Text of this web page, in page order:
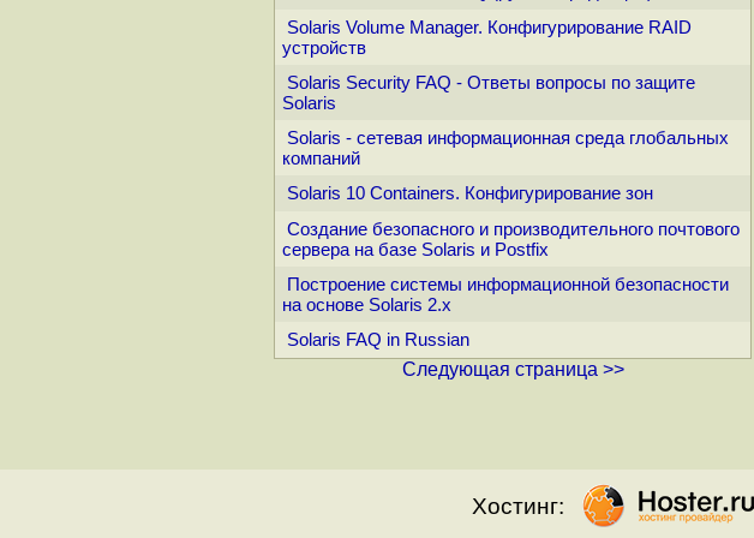
Solaris Volume Manager. Конфигурирование RAID
устройств
Solaris Security FAQ - Ответы вопросы по защите
Solaris
Solaris - сетевая информационная среда глобальных
компаний
Solaris 10 Containers. Конфигурирование зон
Создание безопасного и производительного почтового
сервера на базе Solaris и Postfix
Построение системы информационной безопасности
на основе Solaris 2.x
Solaris FAQ in Russian
Следующая страница >>
Хостинг: